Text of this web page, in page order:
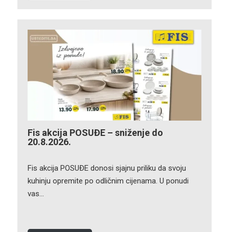
Fis akcija POSUĐE – sniženje do
20.8.2026.
Fis akcija POSUĐE donosi sjajnu priliku da svoju
kuhinju opremite po odličnim cijenama. U ponudi
vas…